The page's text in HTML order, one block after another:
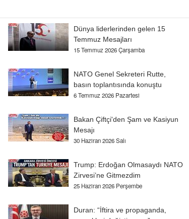
Dünya liderlerinden gelen 15
Temmuz Mesajları
15 Temmuz 2026 Çarşamba
NATO Genel Sekreteri Rutte,
basın toplantısında konuştu
6 Temmuz 2026 Pazartesi
Bakan Çiftçi'den Şam ve Kasiyun
Mesajı
30 Haziran 2026 Salı
Trump: Erdoğan Olmasaydı NATO
Zirvesi’ne Gitmezdim
25 Haziran 2026 Perşembe
Duran: “İftira ve propaganda,